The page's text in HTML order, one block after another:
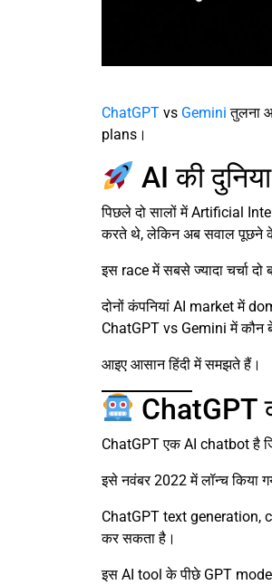
ChatGPT vs Gemini तुलना
plans।
AI की
पिछले दो सालों में Artificial
करते थे, लेकिन अब सवाल पूछने
इस race में सबसे ज्यादा चर्चा
दोनों कंपनियां AI market में
ChatGPT vs Gemini में कौन
आइए आसान हिंदी में समझते हैं।
ChatGPT
ChatGPT एक AI chatbot है
इसे नवंबर 2022 में लॉन्च किया
ChatGPT text
कर सकता है।
इस AI tool के पीछे GPT